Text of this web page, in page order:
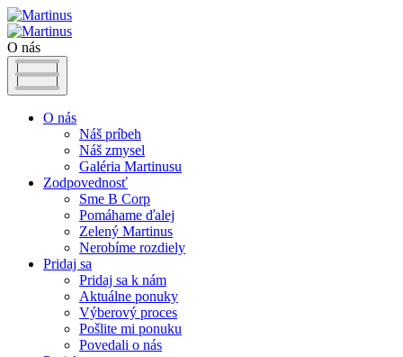
O nás
O nás
Náš príbeh
Náš zmysel
Galéria Martinusu
Zodpovednosť
Sme B Corp
Pomáhame ďalej
Zelený Martinus
Nerobíme rozdiely
Pridaj sa
Pridaj sa k nám
Aktuálne ponuky
Výberový proces
Pošlite mi ponuku
Povedali o nás